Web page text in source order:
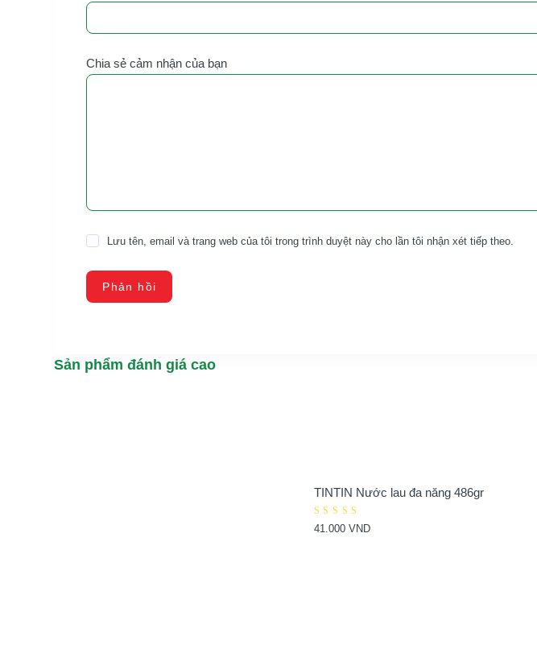
Chia sẻ cảm nhận của bạn
Lưu tên, email và trang web của tôi trong trình duyệt này cho lần tôi nhận xét tiếp theo.
Phản hồi
Sản phẩm đánh giá cao
TINTIN Nước lau đa năng 486gr
xếp hạng
41.000 VND